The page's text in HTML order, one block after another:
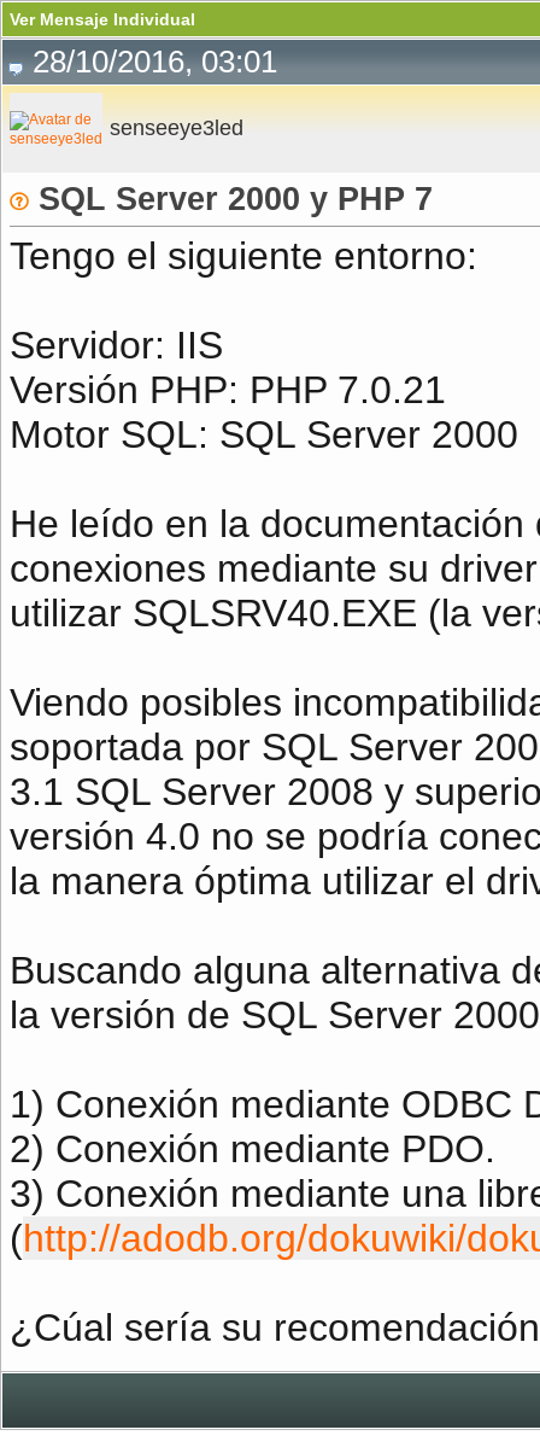
Ver Mensaje Individual
28/10/2016, 03:01
senseeye3led
SQL Server 2000 y PHP 7
Tengo el siguiente entorno:
Servidor: IIS
Versión PHP: PHP 7.0.21
Motor SQL: SQL Server 2000
He leído en la
conexiones mediante su
utilizar SQLSRV40.EXE (la
Viendo posibles
soportada por SQL Server
3.1 SQL Server 2008 y
versión 4.0 no se podría
la manera óptima utilizar el
Buscando alguna alternativa
la versión de SQL Server
1) Conexión mediante ODBC
2) Conexión mediante PDO.
3) Conexión mediante una
(http://adodb.org/dokuwiki/
¿Cúal sería su